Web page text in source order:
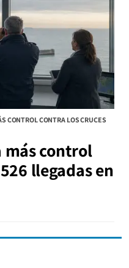
CONTROL CONTRA LOS CRUCES
control
llegadas en